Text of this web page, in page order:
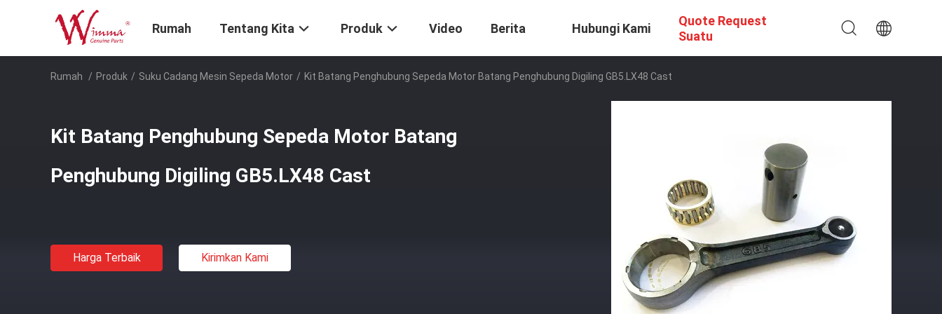
Rumah Tentang Kita Produk Video Berita Hubungi Kami
Quote Request
Suatu
Rumah / Produk / Suku Cadang Mesin Sepeda Motor / Kit Batang Penghubung Sepeda Motor Batang Penghubung Digiling GB5.LX48 Cast
Kit Batang Penghubung Sepeda Motor Batang
Penghubung Digiling GB5.LX48 Cast
Harga Terbaik Kirimkan Kami